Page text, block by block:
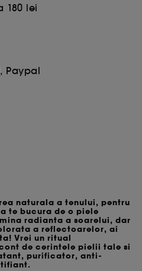
180 lei
Paypal
naturala a tenului, pentru
te bucura de o piele
radianta a soarelui, dar
a reflectoarelor, ai
Vrei un ritual
de cerintele pielii tale si
purificator, anti-